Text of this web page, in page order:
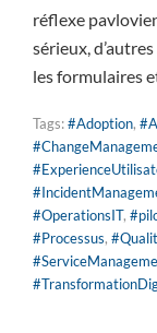
réflexe
sérieux,
les formulaires
Tags:#Adoption,
#OperationsIT,
#Processus,